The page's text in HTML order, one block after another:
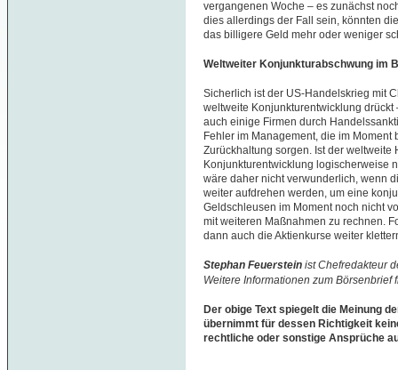
vergangenen Woche – es zunächst
dies allerdings der Fall sein, könnten
das billigere Geld mehr oder weniger
Weltweiter Konjunkturabschwung im
Sicherlich ist der US-Handelskrieg mit
weltweite Konjunkturentwicklung
auch einige Firmen durch
Fehler im Management, die im
Zurückhaltung sorgen. Ist der
Konjunkturentwicklung logischerweise
wäre daher nicht verwunderlich, wenn
weiter aufdrehen werden, um eine
Geldschleusen im Moment noch nicht
mit weiteren Maßnahmen zu rechnen.
dann auch die Aktienkurse weiter
Stephan Feuerstein ist Chefredakteur
Weitere Informationen zum Börsenbrief
Der obige Text spiegelt die Meinung
übernimmt für dessen Richtigkeit
rechtliche oder sonstige Ansprüche